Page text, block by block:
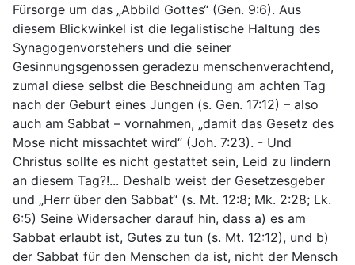
Fürsorge um das „Abbild Gottes“ (Gen. 9:6). Aus
diesem Blickwinkel ist die legalistische Haltung des
Synagogenvorstehers und die seiner
Gesinnungsgenossen geradezu menschenverachtend,
zumal diese selbst die Beschneidung am achten Tag
nach der Geburt eines Jungen (s. Gen. 17:12) – also
auch am Sabbat – vornahmen, „damit das Gesetz des
Mose nicht missachtet wird“ (Joh. 7:23). - Und
Christus sollte es nicht gestattet sein, Leid zu lindern
an diesem Tag?!... Deshalb weist der Gesetzesgeber
und „Herr über den Sabbat“ (s. Mt. 12:8; Mk. 2:28; Lk.
6:5) Seine Widersacher darauf hin, dass a) es am
Sabbat erlaubt ist, Gutes zu tun (s. Mt. 12:12), und b)
der Sabbat für den Menschen da ist, nicht der Mensch